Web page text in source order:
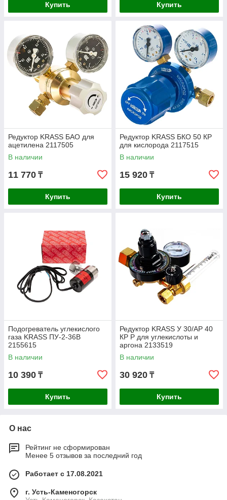
Купить Купить
Редуктор KRASS БАО для
ацетилена 2117505
В наличии
11 770 ₸
Купить
Редуктор KRASS БКО 50 КР
для кислорода 2117515
В наличии
15 920 ₸
Купить
Подогреватель углекислого
газа KRASS ПУ-2-36В
2155615
В наличии
10 390 ₸
Купить
Редуктор KRASS У 30/АР 40
КР Р для углекислоты и
аргона 2133519
В наличии
30 920 ₸
Купить
О нас
Рейтинг не сформирован
Менее 5 отзывов за последний год
Работает с 17.08.2021
г. Усть-Каменогорск